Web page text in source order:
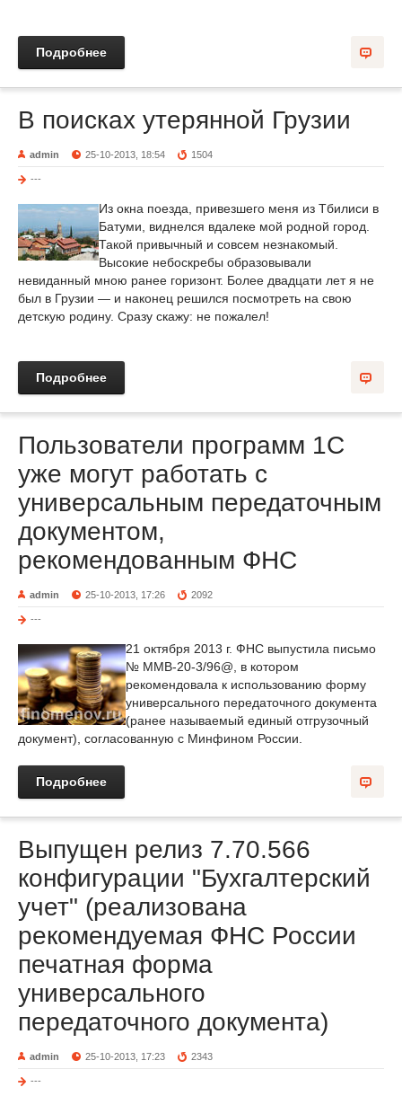
Подробнее
В поисках утерянной Грузии
admin 25-10-2013, 18:54 1504
---
Из окна поезда, привезшего меня из Тбилиси в
Батуми, виднелся вдалеке мой родной город.
Такой привычный и совсем незнакомый.
Высокие небоскребы образовывали
невиданный мною ранее горизонт. Более двадцати лет я не
был в Грузии — и наконец решился посмотреть на свою
детскую родину. Сразу скажу: не пожалел!
Подробнее
Пользователи программ 1С
уже могут работать с
универсальным передаточным
документом,
рекомендованным ФНС
admin 25-10-2013, 17:26 2092
---
21 октября 2013 г. ФНС выпустила письмо
№ ММВ-20-3/96@, в котором
рекомендовала к использованию форму
универсального передаточного документа
(ранее называемый единый отгрузочный
документ), согласованную с Минфином России.
Подробнее
Выпущен релиз 7.70.566
конфигурации "Бухгалтерский
учет" (реализована
рекомендуемая ФНС России
печатная форма
универсального
передаточного документа)
admin 25-10-2013, 17:23 2343
---